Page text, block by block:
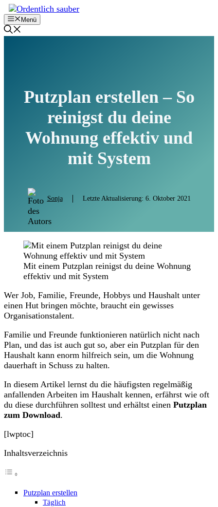
Zum
Inhalt
springen
Menü
Putzplan erstellen – So
reinigst du deine
Wohnung effektiv und
mit System
Sonja Letzte Aktualisierung: 6. Oktober 2021
Mit einem Putzplan reinigst du deine Wohnung
effektiv und mit System
Wer Job, Familie, Freunde, Hobbys und Haushalt unter
einen Hut bringen möchte, braucht ein gewisses
Organisationstalent.
Familie und Freunde funktionieren natürlich nicht nach
Plan, und das ist auch gut so, aber ein Putzplan für den
Haushalt kann enorm hilfreich sein, um die Wohnung
dauerhaft in Schuss zu halten.
In diesem Artikel lernst du die häufigsten regelmäßig
anfallenden Arbeiten im Haushalt kennen, erfährst wie oft
du diese durchführen solltest und erhältst einen Putzplan
zum Download.
[lwptoc]
Inhaltsverzeichnis
Putzplan erstellen
Täglich